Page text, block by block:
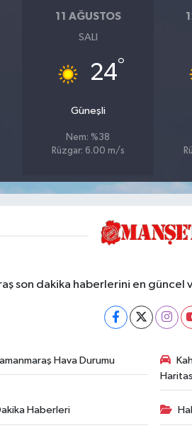
11 AĞUSTOS
SALI
24°
Güneşli
Nem: %38
Rüzgar: 6.00 m/s
son dakika haberlerini en
Hava Durumu
Haberleri